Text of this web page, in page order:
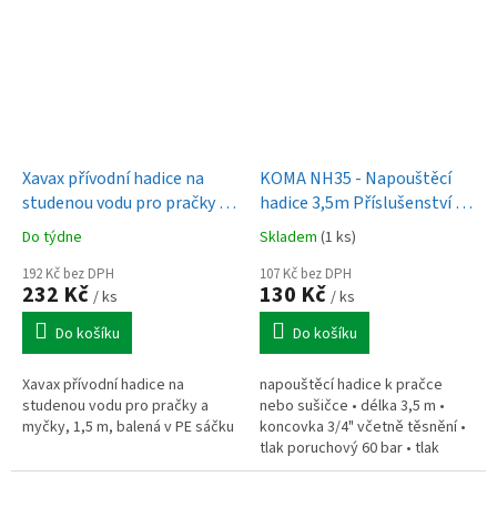
Xavax přívodní hadice na
studenou vodu pro pračky a
myčky, 1,5 m, balená v PE
sáčku
Do týdne
192 Kč bez DPH
232 Kč / ks
Do košíku
Xavax přívodní hadice na
studenou vodu pro pračky a
myčky, 1,5 m, balená v PE sáčku
KOMA NH35 - Napouštěcí
hadice 3,5m Příslušenství k
pračkám a sušičkám
Skladem (1 ks)
107 Kč bez DPH
130 Kč / ks
Do košíku
napouštěcí hadice k pračce
nebo sušičce • délka 3,5 m •
koncovka 3/4" včetně těsnění •
tlak poruchový 60 bar • tlak
pracovní 20 bar • max. teplota: